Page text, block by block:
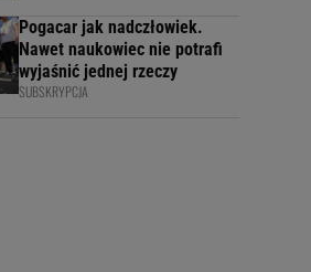
Pogacar jak nadczłowiek.
Nawet naukowiec nie potrafi
wyjaśnić jednej rzeczy
SUBSKRYPCJA